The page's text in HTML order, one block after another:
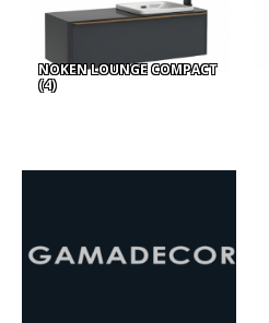
NOKEN LOUNGE COMPACT
(4)